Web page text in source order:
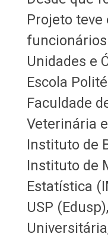
Projeto teve
Unidades e
Escola
Faculdade
Veterinária
Instituto de
Instituto de
Estatística
USP